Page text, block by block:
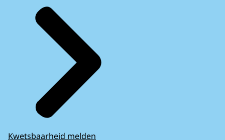
Kwetsbaarheid melden